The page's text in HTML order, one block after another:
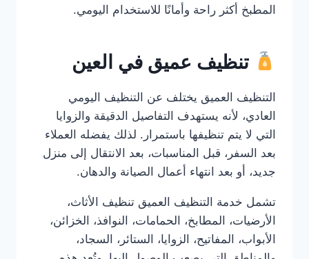
المطبخ أكثر راحة وأمانًا للاستخدام اليومي.
تنظيف عميق في العين
التنظيف العميق يختلف عن التنظيف اليومي
العادي، لأنه يستهدف التفاصيل الدقيقة والزوايا
التي لا يتم تنظيفها باستمرار. لذلك يفضله العملاء
بعد السفر، قبل المناسبات، بعد الانتقال إلى منزل
جديد، أو بعد انتهاء أعمال الصيانة والدهان.
تشمل خدمة التنظيف العميق تنظيف الأثاث،
الأرضيات، المطابخ، الحمامات، النوافذ، الخزائن،
الأبواب، المفاتيح، الزوايا، الستائر، السجاد،